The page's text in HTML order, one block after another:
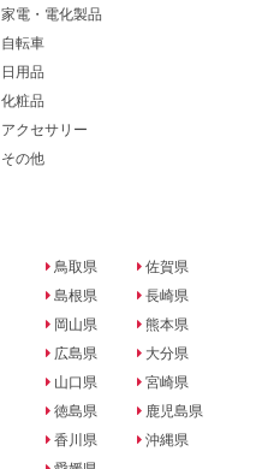
家電・電化製品
自転車
日用品
化粧品
アクセサリー
その他
鳥取県
島根県
岡山県
広島県
山口県
徳島県
香川県
佐賀県
長崎県
熊本県
大分県
宮崎県
鹿児島県
沖縄県